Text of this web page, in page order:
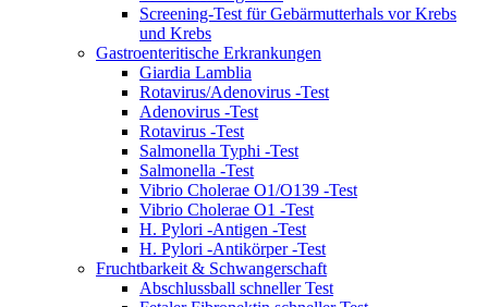
Screening-Test für Gebärmutterhals vor Krebs
und Krebs
Gastroenteritische Erkrankungen
Giardia Lamblia
Rotavirus/Adenovirus -Test
Adenovirus -Test
Rotavirus -Test
Salmonella Typhi -Test
Salmonella -Test
Vibrio Cholerae O1/O139 -Test
Vibrio Cholerae O1 -Test
H. Pylori -Antigen -Test
H. Pylori -Antikörper -Test
Fruchtbarkeit & Schwangerschaft
Abschlussball schneller Test